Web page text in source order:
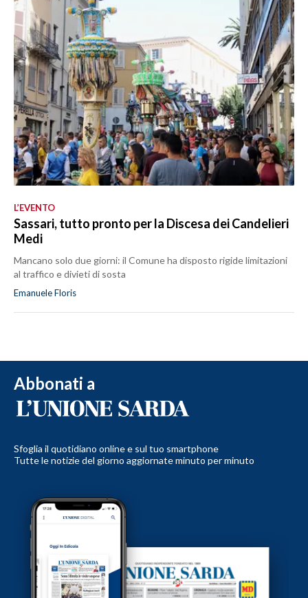
L’EVENTO
Sassari, tutto pronto per la Discesa dei Candelieri
Medi
Mancano solo due giorni: il Comune ha disposto rigide limitazioni
al traffico e divieti di sosta
Emanuele Floris
Abbonati a
Sfoglia il quotidiano online e sul tuo smartphone
Tutte le notizie del giorno aggiornate minuto per minuto